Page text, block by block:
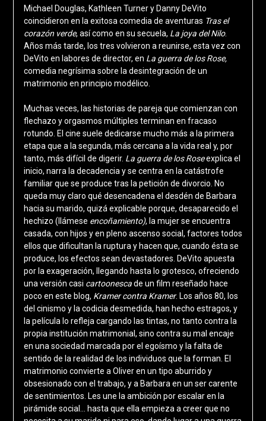
Michael Douglas, Kathleen Turner y Danny DeVito
coincidieron en la exitosa comedia de aventuras Tras el
corazón verde, así como en su secuela, La joya del Nilo.
Años más tarde, los tres volvieron a reunirse, esta vez con
DeVito en labores de director, en La guerra de los Rose,
comedia negrísima sobre la desintegración de un
matrimonio en principio modélico.
Muchas veces, las historias de pareja que comienzan con
flechazo y orgasmos múltiples terminan en fracaso
rotundo. El cine suele dedicarse mucho más a la primera
etapa que a la segunda, más cercana a la vida real y, por
tanto, más difícil de digerir. La guerra de los Roseexplica el
inicio, narra la decadencia y se centra en la catástrofe
familiar que se produce tras la petición de divorcio. No
queda muy claro qué desencadena el desdén de Barbara
hacia su marido, quizá explicable porque, desaparecido el
hechizo (llámese encoñamiento), la mujer se encuentra
casada, con hijos y en pleno ascenso social, factores todos
ellos que dificultan la ruptura y hacen que, cuando ésta se
produce, los efectos sean devastadores. DeVito apuesta
por la exageración, llegando hasta lo grotesco, ofreciendo
una versión casi cartoonescade un film reseñado hace
poco en este blog, Kramer contra Kramer. Los años 80, los
del cinismo y la codicia desmedida, han hecho estragos, y
la película lo refleja cargando las tintas, no tanto contra la
propia institución matrimonial, sino contra su mal encaje
en una sociedad marcada por el egoísmo y la falta de
sentido de la realidad de los individuos que la forman. El
matrimonio convierte a Oliver en un tipo aburrido y
obsesionado con el trabajo, y a Barbara en un ser carente
de sentimientos. Les une la ambición por escalar en la
pirámide social… hasta que ella empieza a creer que no